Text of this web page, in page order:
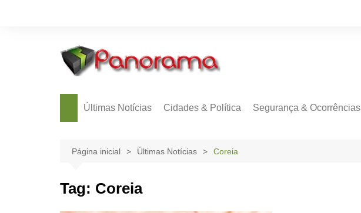
Últimas Notícias Cidades & Política Segurança & Ocorrências
Página inicial Últimas Notícias Coreia
Tag: Coreia